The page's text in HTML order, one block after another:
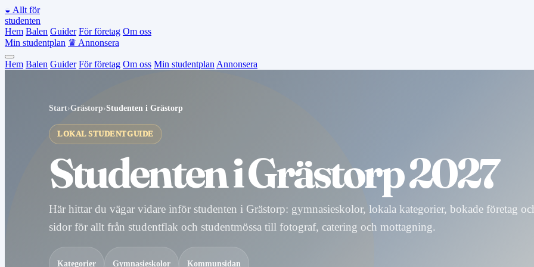
◒ Allt för
studenten
Hem Balen Guider För företag Om oss
Min studentplan ♛ Annonsera
Hem Balen Guider För företag Om oss Min studentplan Annonsera
Start›Grästorp›Studenten i Grästorp
LOKAL STUDENTGUIDE
Studenten i Grästorp 2027
Här hittar du vägar vidare inför studenten i Grästorp: gymnasieskolor, lokala kategorier, bokade företag
sidor för allt från studentflak och studentmössa till fotograf, catering och mottagning.
Kategorier Gymnasieskolor Kommunsidan